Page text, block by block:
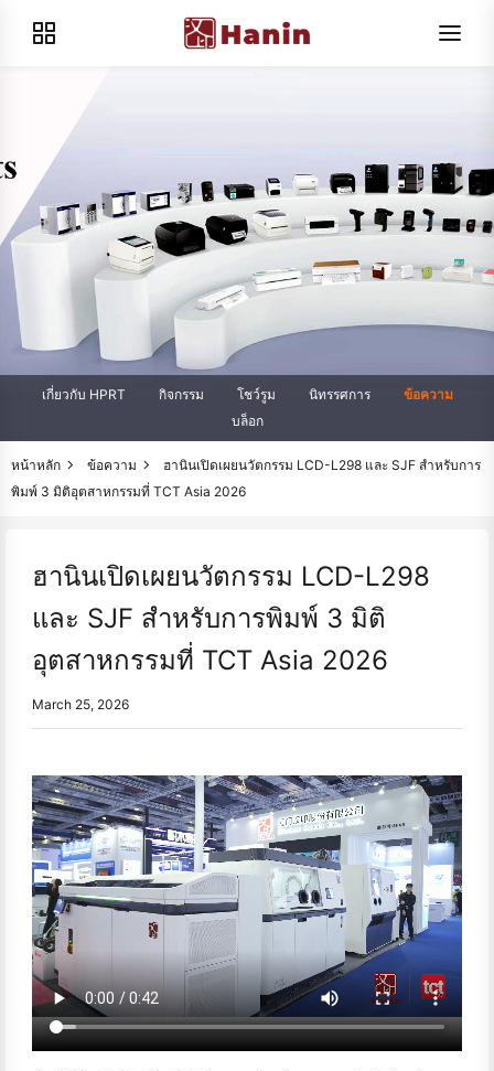
เกี่ยวกับ HPRT กิจกรรม โชว์รูม นิทรรศการ
ข้อความ
บล็อก
หน้าหลัก ข้อความ
ฮานินเปิดเผยนวัตกรรม LCD-L298 และ SJF สําหรับการ
พิมพ์ 3 มิติอุตสาหกรรมที่ TCT Asia 2026
ฮานินเปิดเผยนวัตกรรม LCD-L298
และ SJF สําหรับการพิมพ์ 3 มิติ
อุตสาหกรรมที่ TCT Asia 2026
March 25, 2026